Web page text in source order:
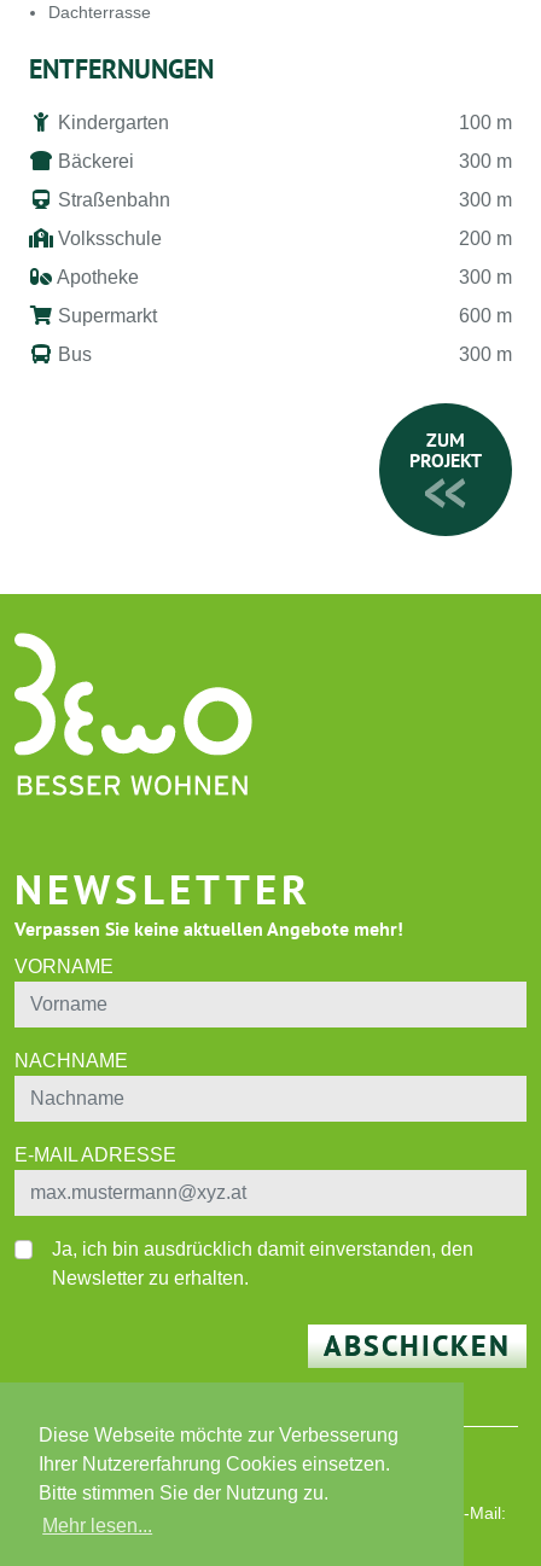
Diese Webseite möchte zur Verbesserung
Ihrer Nutzererfahrung Cookies einsetzen.
Bitte stimmen Sie der Nutzung zu.
Mehr lesen...
Dachterrasse
ENTFERNUNGEN
Kindergarten
100 m
Bäckerei
300 m
Straßenbahn
300 m
Volksschule
200 m
Apotheke
300 m
Supermarkt
600 m
Bus
300 m
ZUM
PROJEKT
NEWSLETTER
Verpassen Sie keine aktuellen Angebote mehr!
VORNAME
NACHNAME
E-MAIL ADRESSE
Ja, ich bin ausdrücklich damit einverstanden, den
Newsletter zu erhalten.
ABSCHICKEN
© 2026 BEWO-Besser Wohnen-Immobilien GmbH
Wiener Straße 180, 8051 Graz | T: +43 316 82 02 87 | E-Mail: